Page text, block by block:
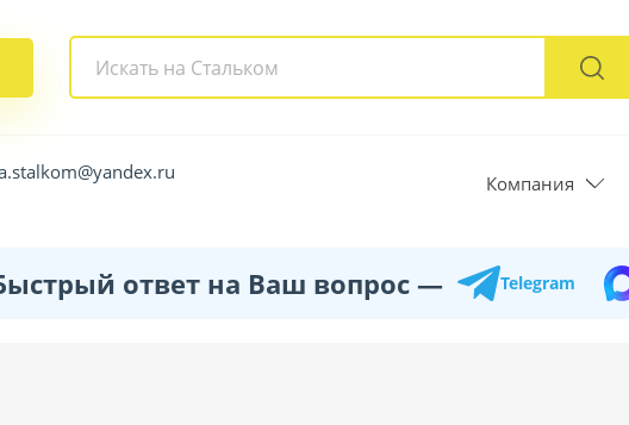
Компания
ответ на Ваш вопрос — Telegram